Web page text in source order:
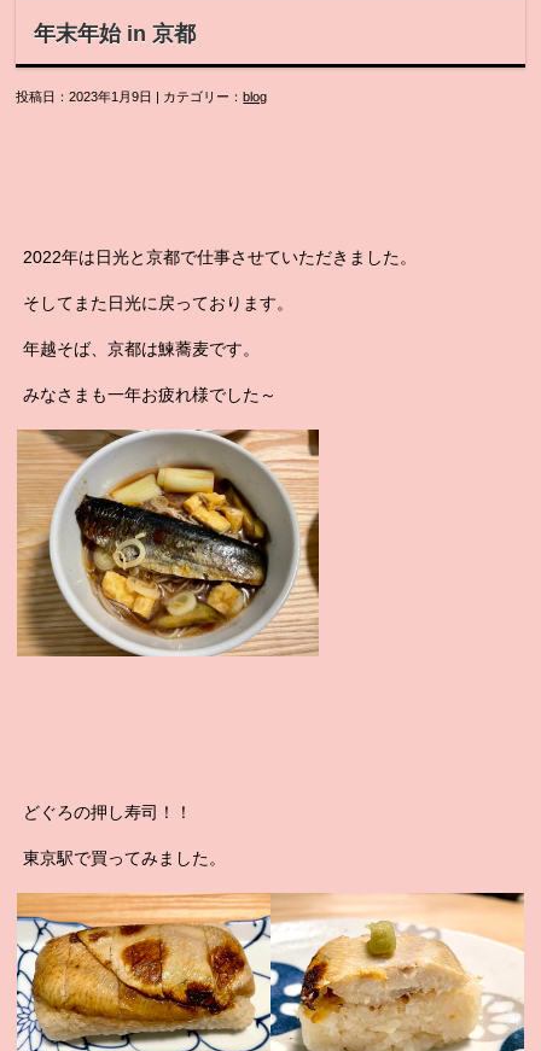
年末年始 in 京都
投稿日：2023年1月9日 | カテゴリー：blog
2022年は日光と京都で仕事させていただきました。
そしてまた日光に戻っております。
年越そば、京都は鰊蕎麦です。
みなさまも一年お疲れ様でした～
どぐろの押し寿司！！
東京駅で買ってみました。